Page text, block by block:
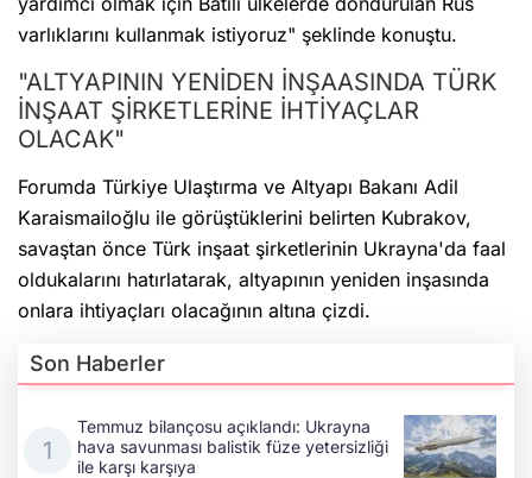
varlıklarını kullanmak istiyoruz" şeklinde konuştu.
"ALTYAPININ YENİDEN İNŞAASINDA TÜRK
İNŞAAT ŞİRKETLERİNE İHTİYAÇLAR
OLACAK"
Forumda Türkiye Ulaştırma ve Altyapı Bakanı Adil
Karaismailoğlu ile görüştüklerini belirten Kubrakov,
savaştan önce Türk inşaat şirketlerinin Ukrayna'da faal
oldukalarını hatırlatarak, altyapının yeniden inşasında
onlara ihtiyaçları olacağının altına çizdi.
Son Haberler
Temmuz bilançosu açıklandı: Ukrayna
hava savunması balistik füze yetersizliği
ile karşı karşıya